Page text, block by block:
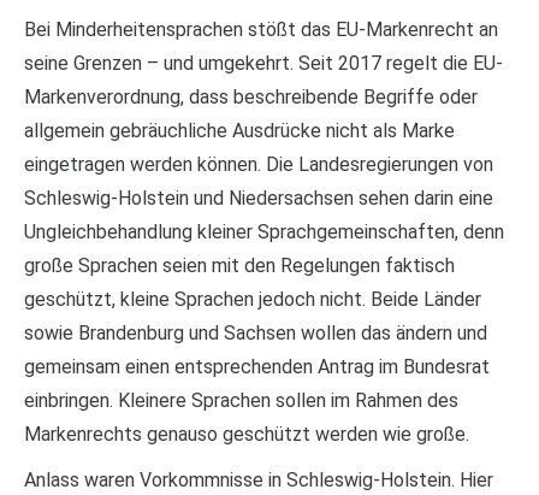
Bei Minderheitensprachen stößt das EU-Markenrecht an
seine Grenzen – und umgekehrt. Seit 2017 regelt die EU-
Markenverordnung, dass beschreibende Begriffe oder
allgemein gebräuchliche Ausdrücke nicht als Marke
eingetragen werden können. Die Landesregierungen von
Schleswig-Holstein und Niedersachsen sehen darin eine
Ungleichbehandlung kleiner Sprachgemeinschaften, denn
große Sprachen seien mit den Regelungen faktisch
geschützt, kleine Sprachen jedoch nicht. Beide Länder
sowie Brandenburg und Sachsen wollen das ändern und
gemeinsam einen entsprechenden Antrag im Bundesrat
einbringen. Kleinere Sprachen sollen im Rahmen des
Markenrechts genauso geschützt werden wie große.
Anlass waren Vorkommnisse in Schleswig-Holstein. Hier